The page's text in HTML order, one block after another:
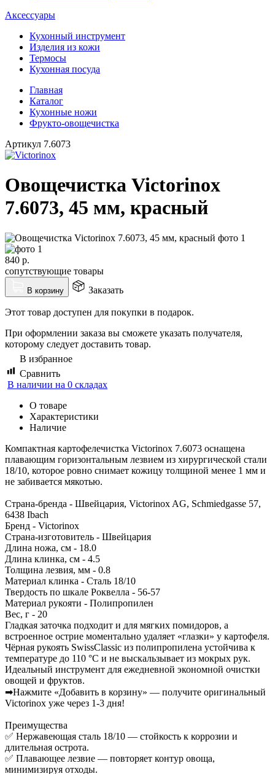
Аксессуары
Кухонный инструмент
Изделия из кожи
Термосы
Кухонная посуда
Главная
Каталог
Кухонные ножи
Фрукто-овощечистка
Артикул 7.6073
Овощечистка Victorinox
7.6073, 45 мм, красный
840 р.
сопутствующие товары
В корзину Заказать
Этот товар доступен для покупки в подарок.
При оформлении заказа вы сможете указать получателя,
которому следует доставить товар.
В избранное
Сравнить
В наличии на 0 складах
О товаре
Характеристики
Наличие
Компактная картофелечистка Victorinox 7.6073 оснащена
плавающим горизонтальным лезвием из хирургической стали
18/10, которое ровно снимает кожицу толщиной менее 1 мм и
не забивается мякотью.
Страна-бренда - Швейцария, Victorinox AG, Schmiedgasse 57,
6438 Ibach
Бренд - Victorinox
Страна-изготовитель - Швейцария
Длина ножа, см - 18.0
Длина клинка, см - 4.5
Толщина лезвия, мм - 0.8
Материал клинка - Сталь 18/10
Твердость по шкале Роквелла - 56-57
Материал рукояти - Полипропилен
Вес, г - 20
Гладкая заточка подходит и для мягких помидоров, а
встроенное острие моментально удаляет «глазки» у картофеля.
Чёрная рукоять SwissClassic из полипропилена устойчива к
температуре до 110 °C и не выскальзывает из мокрых рук.
Идеальный инструмент для ежедневной экономной очистки
овощей и фруктов.
➡Нажмите «Добавить в корзину» — получите оригинальный
Victorinox уже через 1-3 дня!
Преимущества
✅ Нержавеющая сталь 18/10 — стойкость к коррозии и
длительная острота.
✅ Плавающее лезвие — повторяет контур овоща,
минимизируя отходы.